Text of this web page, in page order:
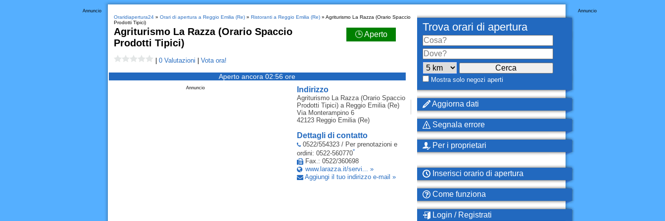
Annuncio
Oraridiapertura24» Orari di apertura a Reggio Emilia (Re)» Ristoranti a Reggio Emilia (Re)» Agriturismo La Razza (Orario Spaccio
Prodotti Tipici)
Agriturismo La Razza (Orario Spaccio
Prodotti Tipici)
🕒 Aperto
0 Valutazioni Vota ora!
Aperto ancora 02:56 ore
Indirizzo
Agriturismo La Razza (Orario Spaccio
Prodotti Tipici)a Reggio Emilia (Re)
Via Monterampino 6
42123 Reggio Emilia (Re)
Dettagli di contatto
0522/554323 / Per prenotazioni e
ordini: 0522-560770*
Fax.: 0522/360698
www.larazza.it/servi... »
Aggiungi il tuo indirizzo e-mail »
Annuncio
Annuncio
Trova orari di apertura
Mostra solo negozi aperti
Aggiorna dati
Segnala errore
Per i proprietari
Inserisci orario di apertura
Come funziona
Login / Registrati